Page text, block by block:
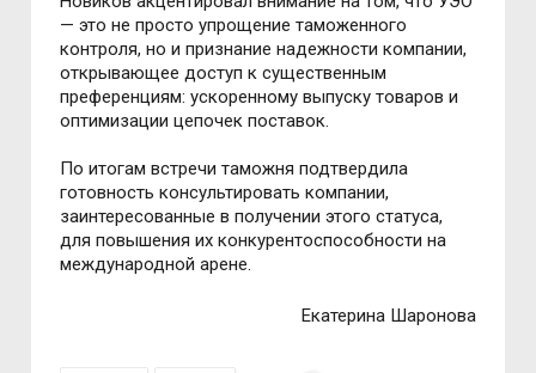
— это не просто упрощение таможенного
контроля, но и признание надежности компании,
открывающее доступ к существенным
преференциям: ускоренному выпуску товаров и
оптимизации цепочек поставок.
По итогам встречи таможня подтвердила
готовность консультировать компании,
заинтересованные в получении этого статуса,
для повышения их конкурентоспособности на
международной арене.
Екатерина Шаронова